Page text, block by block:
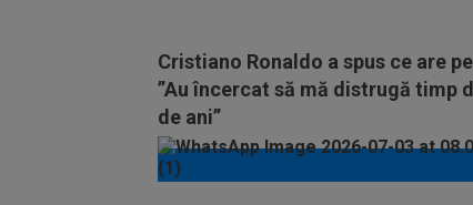
Cristiano Ronaldo a spus ce are
”Au încercat să mă distrugă timp
de ani”